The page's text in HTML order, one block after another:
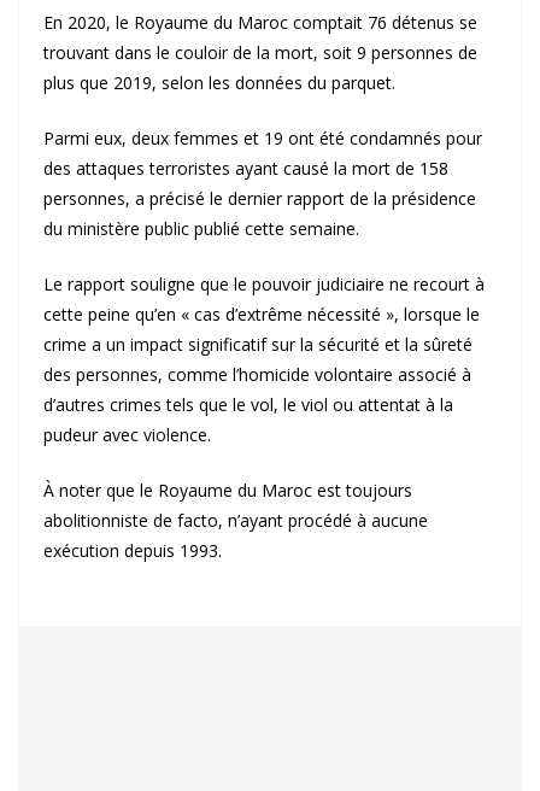
En 2020, le Royaume du Maroc comptait 76 détenus se
trouvant dans le couloir de la mort, soit 9 personnes de
plus que 2019, selon les données du parquet.
Parmi eux, deux femmes et 19 ont été condamnés pour
des attaques terroristes ayant causé la mort de 158
personnes, a précisé le dernier rapport de la présidence
du ministère public publié cette semaine.
Le rapport souligne que le pouvoir judiciaire ne recourt à
cette peine qu’en « cas d’extrême nécessité », lorsque le
crime a un impact significatif sur la sécurité et la sûreté
des personnes, comme l’homicide volontaire associé à
d’autres crimes tels que le vol, le viol ou attentat à la
pudeur avec violence.
À noter que le Royaume du Maroc est toujours
abolitionniste de facto, n’ayant procédé à aucune
exécution depuis 1993.